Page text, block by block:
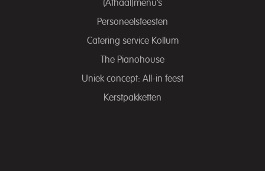
(Afhaal)menu’s
Personeelsfeesten
Catering service Kollum
The Pianohouse
Uniek concept: All-in feest
Kerstpakketten